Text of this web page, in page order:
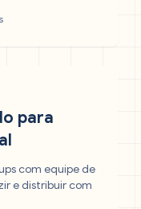
para
com equipe de
e distribuir com